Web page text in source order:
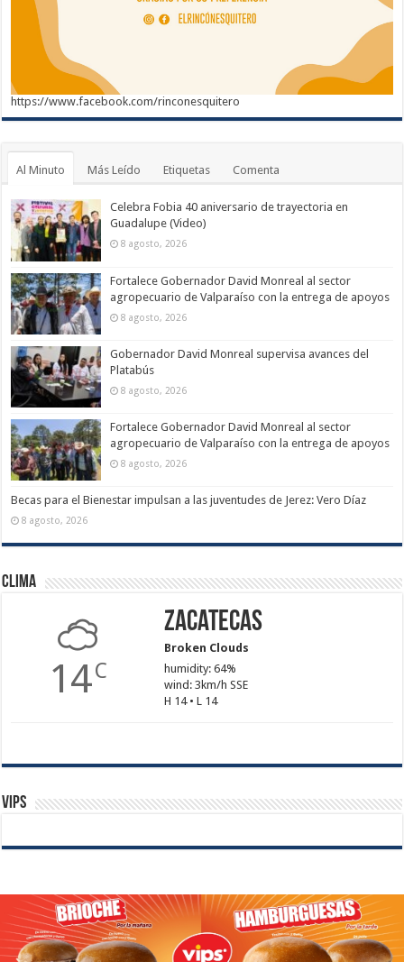
https://www.facebook.com/rinconesquitero
Al Minuto Más Leído Etiquetas Comenta
Celebra Fobia 40 aniversario de trayectoria en
Guadalupe (Video)
8 agosto, 2026
Fortalece Gobernador David Monreal al sector
agropecuario de Valparaíso con la entrega de apoyos
8 agosto, 2026
Gobernador David Monreal supervisa avances del
Platabús
8 agosto, 2026
Fortalece Gobernador David Monreal al sector
agropecuario de Valparaíso con la entrega de apoyos
8 agosto, 2026
Becas para el Bienestar impulsan a las juventudes de Jerez: Vero Díaz
8 agosto, 2026
Clima
14C
Zacatecas
Broken Clouds
humidity: 64%
wind: 3km/h SSE
H 14 • L 14
Vips